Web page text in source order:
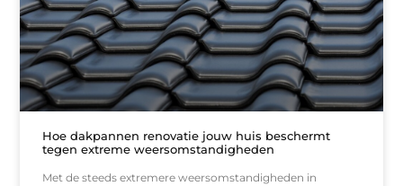
Hoe dakpannen renovatie jouw huis beschermt
tegen extreme weersomstandigheden
Met de steeds extremere weersomstandigheden in